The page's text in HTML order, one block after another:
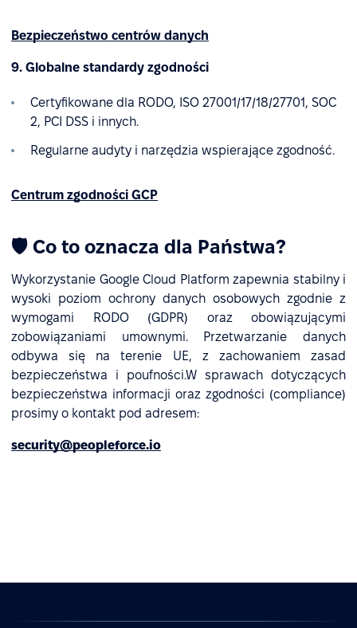
Bezpieczeństwo centrów danych
9. Globalne standardy zgodności
Certyfikowane dla RODO, ISO 27001/17/18/27701, SOC
2, PCI DSS i innych.
Regularne audyty i narzędzia wspierające zgodność.
Centrum zgodności GCP
🛡 Co to oznacza dla Państwa?
Wykorzystanie Google Cloud Platform zapewnia stabilny i
wysoki poziom ochrony danych osobowych zgodnie z
wymogami RODO (GDPR) oraz obowiązującymi
zobowiązaniami umownymi. Przetwarzanie danych
odbywa się na terenie UE, z zachowaniem zasad
bezpieczeństwa i poufności.W sprawach dotyczących
bezpieczeństwa informacji oraz zgodności (compliance)
prosimy o kontakt pod adresem:
security@peopleforce.io